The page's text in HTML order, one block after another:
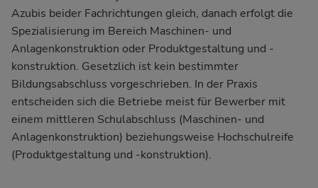
Azubis beider Fachrichtungen gleich, danach erfolgt die
Spezialisierung im Bereich Maschinen- und
Anlagenkonstruktion oder Produktgestaltung und -
konstruktion. Gesetzlich ist kein bestimmter
Bildungsabschluss vorgeschrieben. In der Praxis
entscheiden sich die Betriebe meist für Bewerber mit
einem mittleren Schulabschluss (Maschinen- und
Anlagenkonstruktion) beziehungsweise Hochschulreife
(Produktgestaltung und -konstruktion).